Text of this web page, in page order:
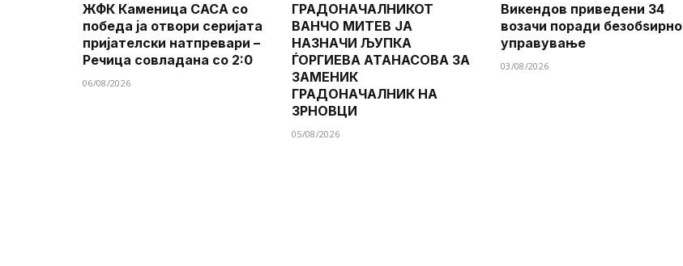
ЖФК Каменица САСА со
победа ја отвори серијата
пријателски натпревари –
Речица совладана со 2:0
06/08/2026
ГРАДОНАЧАЛНИКОТ
ВАНЧО МИТЕВ ЈА
НАЗНАЧИ ЉУПКА
ЃОРГИЕВА АТАНАСОВА ЗА
ЗАМЕНИК
ГРАДОНАЧАЛНИК НА
ЗРНОВЦИ
05/08/2026
Викендов приведени 34
возачи поради безобѕирно
управување
03/08/2026